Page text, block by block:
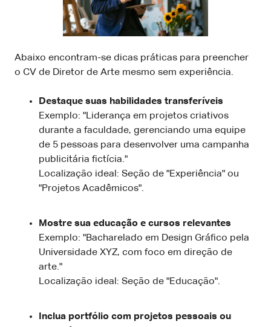
Abaixo encontram-se dicas práticas para preencher
o CV de Diretor de Arte mesmo sem experiência.
Destaque suas habilidades transferíveis
Exemplo: "Liderança em projetos criativos
durante a faculdade, gerenciando uma equipe
de 5 pessoas para desenvolver uma campanha
publicitária fictícia."
Localização ideal: Seção de "Experiência" ou
"Projetos Acadêmicos".
Mostre sua educação e cursos relevantes
Exemplo: "Bacharelado em Design Gráfico pela
Universidade XYZ, com foco em direção de
arte."
Localização ideal: Seção de "Educação".
Inclua portfólio com projetos pessoais ou